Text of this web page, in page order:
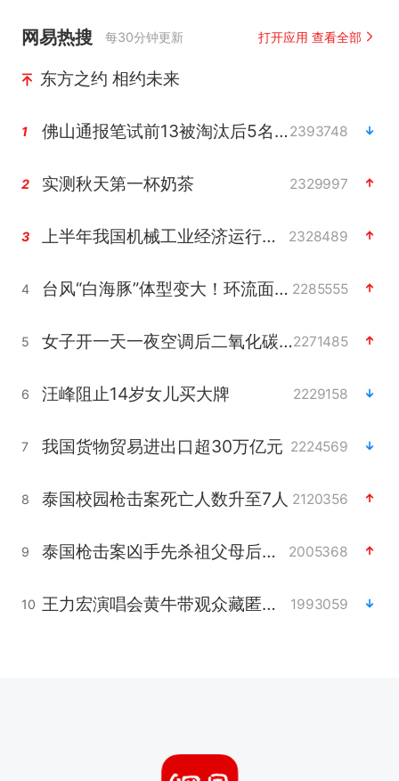
网易热搜 每30分钟更新 打开应用 查看全部
东方之约 相约未来
1 佛山通报笔试前13被淘汰后5名进体检2393748
2 实测秋天第一杯奶茶 2329997
3 上半年我国机械工业经济运行稳中有进 2328489
4 台风“白海豚”体型变大！环流面积接近13个浙江那么大 2285555
5 女子开一天一夜空调后二氧化碳中毒2271485
6 汪峰阻止14岁女儿买大牌 2229158
7 我国货物贸易进出口超30万亿元 2224569
8 泰国校园枪击案死亡人数升至7人 2120356
9 泰国枪击案凶手先杀祖父母后行凶 2005368
10 王力宏演唱会黄牛带观众藏匿被查获 1993059